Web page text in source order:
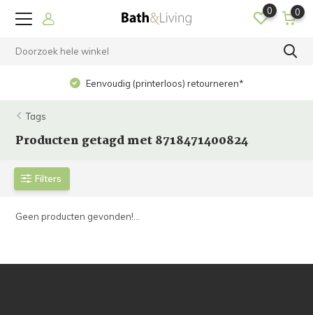
0 0
Eenvoudig (printerloos) retourneren*
Tags
Producten getagd met 8718471400824
Filters
Geen producten gevonden!...